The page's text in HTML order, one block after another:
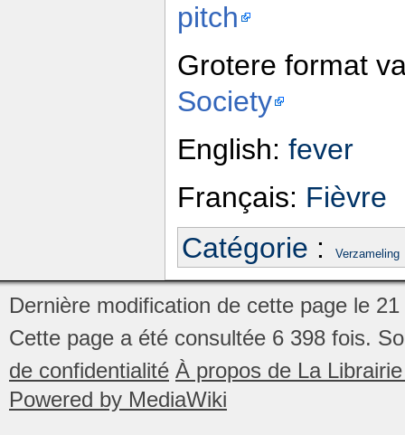
pitch
Grotere format
Society
English: fever
Français: Fièvre
Catégorie : Verzameling
Dernière modification de cette page le
Cette page a été consultée 6 398 fois.
de confidentialité À propos de La
Powered by MediaWiki